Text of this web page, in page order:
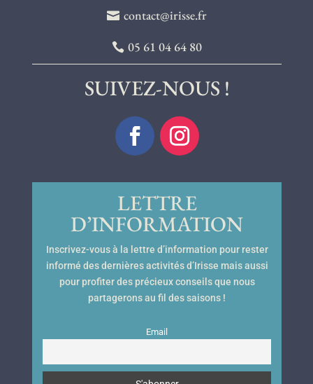
contact@irisse.fr
05 61 04 64 80
SUIVEZ-NOUS !
LETTRE
D’INFORMATION
Inscrivez-vous à la lettre d’information pour rester
informé des dernières activités d’Irisse mais aussi
pour profiter des précieux conseils que nous
partagerons au fil des saisons !
Email